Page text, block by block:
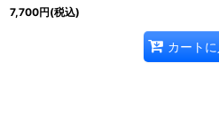
7,700円(税込)
カート